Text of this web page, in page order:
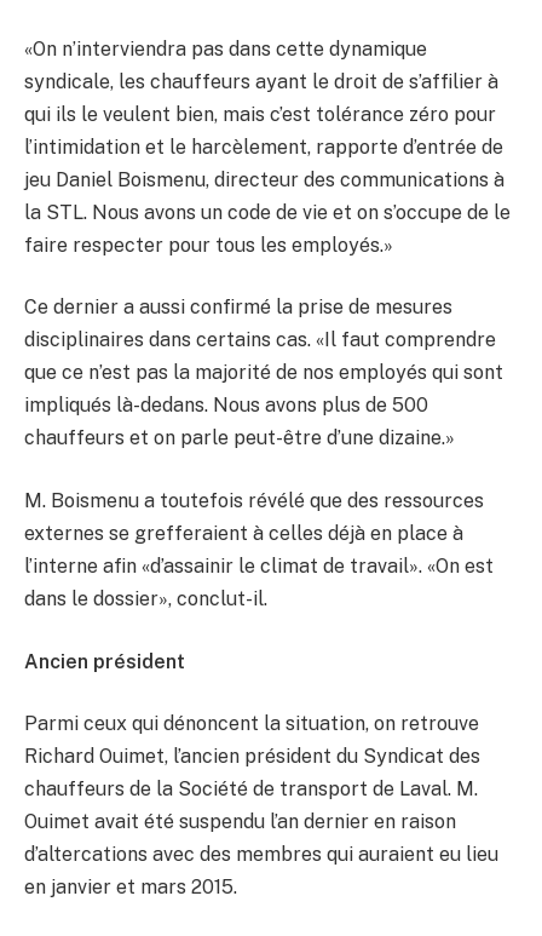
«On n’interviendra pas dans cette dynamique
syndicale, les chauffeurs ayant le droit de s’affilier à
qui ils le veulent bien, mais c’est tolérance zéro pour
l’intimidation et le harcèlement, rapporte d’entrée de
jeu Daniel Boismenu, directeur des communications à
la STL. Nous avons un code de vie et on s’occupe de le
faire respecter pour tous les employés.»
Ce dernier a aussi confirmé la prise de mesures
disciplinaires dans certains cas. «Il faut comprendre
que ce n’est pas la majorité de nos employés qui sont
impliqués là-dedans. Nous avons plus de 500
chauffeurs et on parle peut-être d’une dizaine.»
M. Boismenu a toutefois révélé que des ressources
externes se grefferaient à celles déjà en place à
l’interne afin «d’assainir le climat de travail». «On est
dans le dossier», conclut-il.
Ancien président
Parmi ceux qui dénoncent la situation, on retrouve
Richard Ouimet, l’ancien président du Syndicat des
chauffeurs de la Société de transport de Laval. M.
Ouimet avait été suspendu l’an dernier en raison
d’altercations avec des membres qui auraient eu lieu
en janvier et mars 2015.